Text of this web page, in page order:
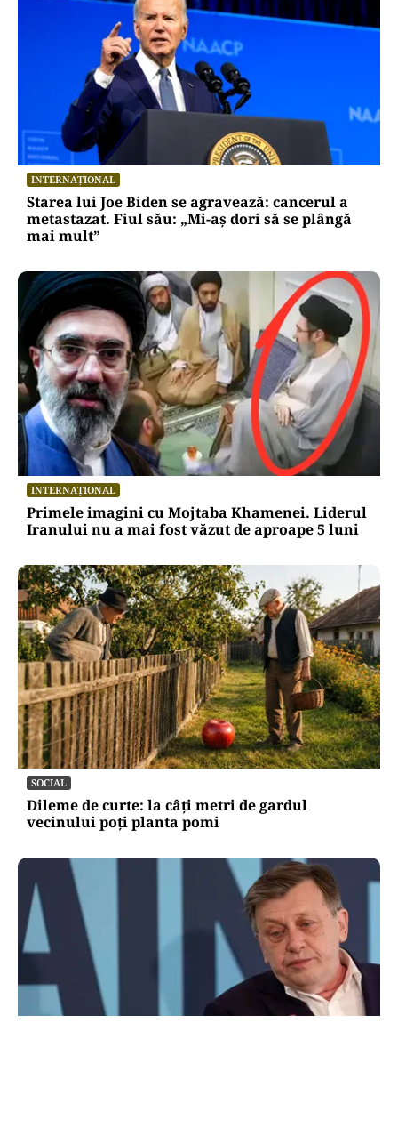
INTERNAȚIONAL
Starea lui Joe Biden se agravează: cancerul a
metastazat. Fiul său: „Mi-aș dori să se plângă
mai mult”
INTERNAȚIONAL
Primele imagini cu Mojtaba Khamenei. Liderul
Iranului nu a mai fost văzut de aproape 5 luni
SOCIAL
Dileme de curte: la câți metri de gardul
vecinului poți planta pomi